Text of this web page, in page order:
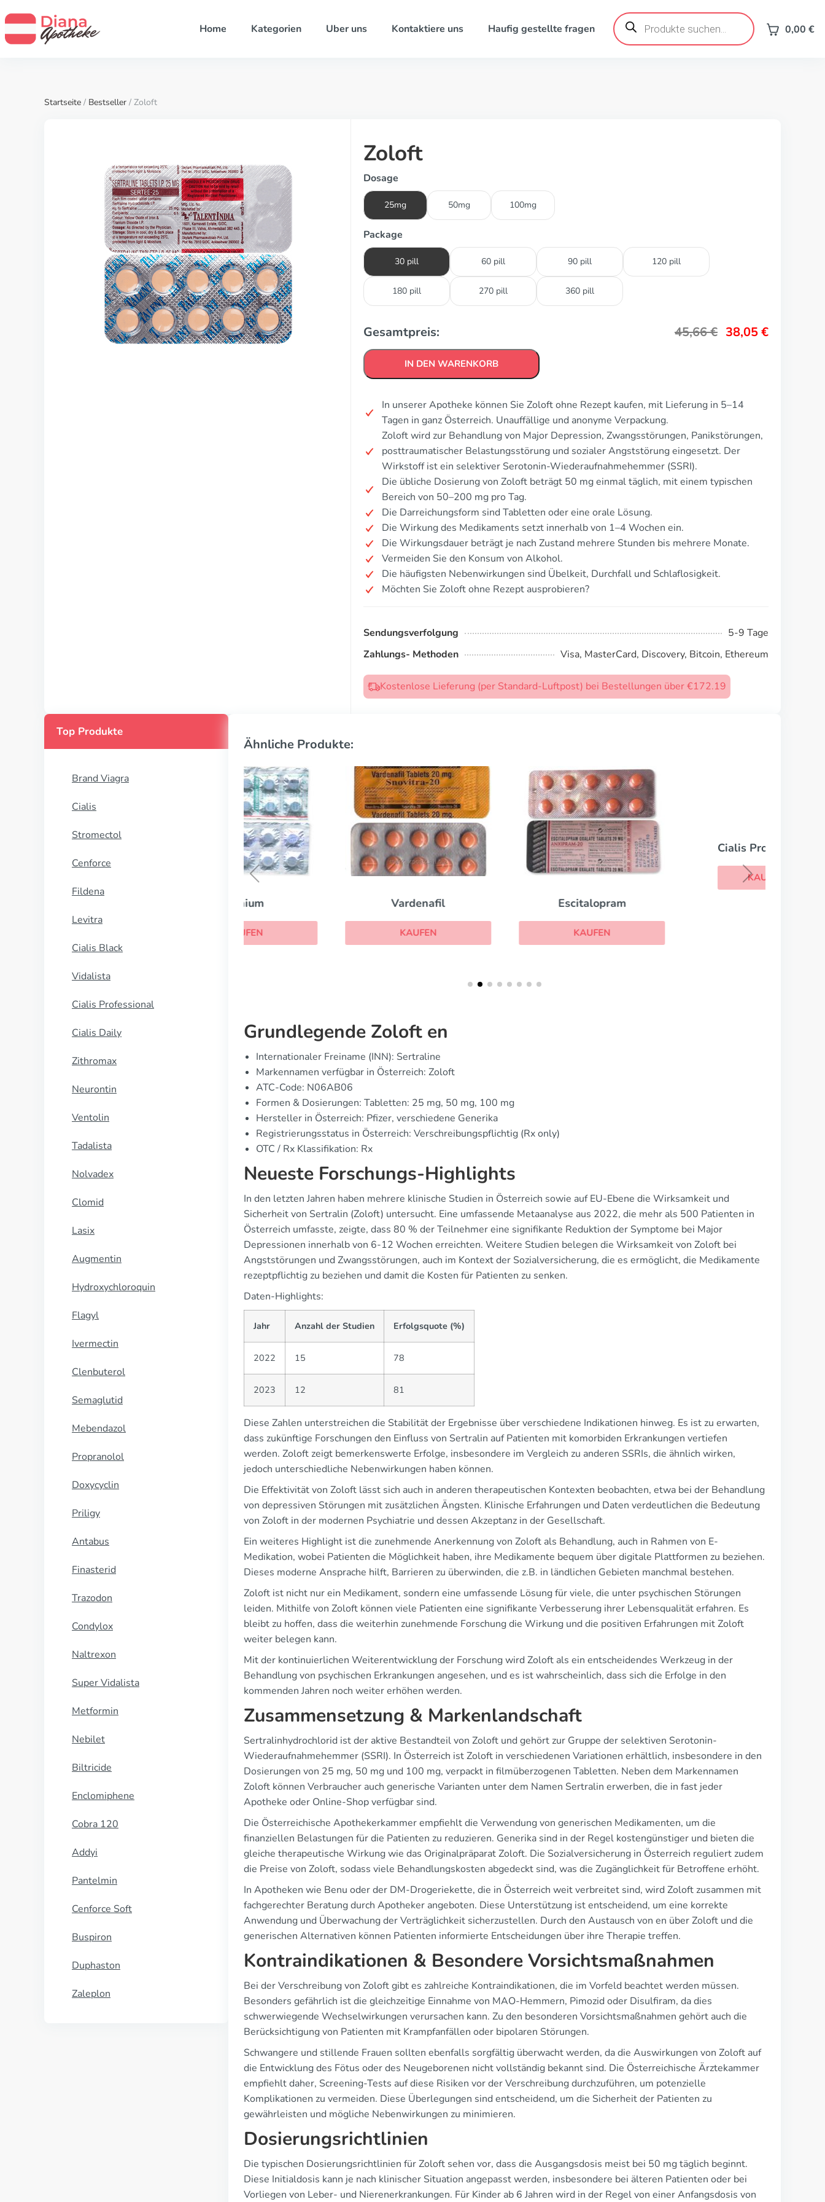
Home Kategorien Uber uns Kontaktiere uns Haufig gestellte fragen
Products
search 0,00 €
Startseite / Bestseller / Zoloft
Zoloft
Dosage
25mg 50mg 100mg
Package
30 pill 60 pill 90 pill 120 pill
180 pill 270 pill 360 pill
Gesamtpreis: 45,66€ 38,05€
IN DEN WARENKORB
In unserer Apotheke können Sie Zoloft ohne Rezept kaufen, mit Lieferung in 5–14
Tagen in ganz Österreich. Unauffällige und anonyme Verpackung.
Zoloft wird zur Behandlung von Major Depression, Zwangsstörungen, Panikstörungen,
posttraumatischer Belastungsstörung und sozialer Angststörung eingesetzt. Der
Wirkstoff ist ein selektiver Serotonin-Wiederaufnahmehemmer (SSRI).
Die übliche Dosierung von Zoloft beträgt 50 mg einmal täglich, mit einem typischen
Bereich von 50–200 mg pro Tag.
Die Darreichungsform sind Tabletten oder eine orale Lösung.
Die Wirkung des Medikaments setzt innerhalb von 1–4 Wochen ein.
Die Wirkungsdauer beträgt je nach Zustand mehrere Stunden bis mehrere Monate.
Vermeiden Sie den Konsum von Alkohol.
Die häufigsten Nebenwirkungen sind Übelkeit, Durchfall und Schlaflosigkeit.
Möchten Sie Zoloft ohne Rezept ausprobieren?
Sendungsverfolgung
5-9 Tage
Zahlungs- Methoden
Visa, MasterCard, Discovery, Bitcoin, Ethereum
Kostenlose Lieferung (per Standard-Luftpost) bei Bestellungen über €172.19
Top Produkte
Brand Viagra
Cialis
Stromectol
Cenforce
Fildena
Levitra
Cialis Black
Vidalista
Cialis Professional
Cialis Daily
Zithromax
Neurontin
Ventolin
Tadalista
Nolvadex
Clomid
Lasix
Augmentin
Hydroxychloroquin
Flagyl
Ivermectin
Clenbuterol
Semaglutid
Mebendazol
Propranolol
Doxycyclin
Priligy
Antabus
Finasterid
Trazodon
Condylox
Naltrexon
Super Vidalista
Metformin
Nebilet
Biltricide
Enclomiphene
Cobra 120
Addyi
Pantelmin
Cenforce Soft
Buspiron
Duphaston
Zaleplon
Ähnliche Produkte:
Cialis Professional
Grundlegende Zoloft en
Internationaler Freiname (INN): Sertraline
Markennamen verfügbar in Österreich: Zoloft
ATC-Code: N06AB06
Formen & Dosierungen: Tabletten: 25 mg, 50 mg, 100 mg
Hersteller in Österreich: Pfizer, verschiedene Generika
Registrierungsstatus in Österreich: Verschreibungspflichtig (Rx only)
OTC / Rx Klassifikation: Rx
Neueste Forschungs-Highlights
In den letzten Jahren haben mehrere klinische Studien in Österreich sowie auf EU-Ebene die Wirksamkeit und
Sicherheit von Sertralin (Zoloft) untersucht. Eine umfassende Metaanalyse aus 2022, die mehr als 500 Patienten in
Österreich umfasste, zeigte, dass 80 % der Teilnehmer eine signifikante Reduktion der Symptome bei Major
Depressionen innerhalb von 6-12 Wochen erreichten. Weitere Studien belegen die Wirksamkeit von Zoloft bei
Angststörungen und Zwangsstörungen, auch im Kontext der Sozialversicherung, die es ermöglicht, die Medikamente
rezeptpflichtig zu beziehen und damit die Kosten für Patienten zu senken.
Daten-Highlights:
Jahr Anzahl der Studien Erfolgsquote (%)
2022 15 78
2023 12 81
Diese Zahlen unterstreichen die Stabilität der Ergebnisse über verschiedene Indikationen hinweg. Es ist zu erwarten,
dass zukünftige Forschungen den Einfluss von Sertralin auf Patienten mit komorbiden Erkrankungen vertiefen
werden. Zoloft zeigt bemerkenswerte Erfolge, insbesondere im Vergleich zu anderen SSRIs, die ähnlich wirken,
jedoch unterschiedliche Nebenwirkungen haben können.
Die Effektivität von Zoloft lässt sich auch in anderen therapeutischen Kontexten beobachten, etwa bei der Behandlung
von depressiven Störungen mit zusätzlichen Ängsten. Klinische Erfahrungen und Daten verdeutlichen die Bedeutung
von Zoloft in der modernen Psychiatrie und dessen Akzeptanz in der Gesellschaft.
Ein weiteres Highlight ist die zunehmende Anerkennung von Zoloft als Behandlung, auch in Rahmen von E-
Medikation, wobei Patienten die Möglichkeit haben, ihre Medikamente bequem über digitale Plattformen zu beziehen.
Dieses moderne Ansprache hilft, Barrieren zu überwinden, die z.B. in ländlichen Gebieten manchmal bestehen.
Zoloft ist nicht nur ein Medikament, sondern eine umfassende Lösung für viele, die unter psychischen Störungen
leiden. Mithilfe von Zoloft können viele Patienten eine signifikante Verbesserung ihrer Lebensqualität erfahren. Es
bleibt zu hoffen, dass die weiterhin zunehmende Forschung die Wirkung und die positiven Erfahrungen mit Zoloft
weiter belegen kann.
Mit der kontinuierlichen Weiterentwicklung der Forschung wird Zoloft als ein entscheidendes Werkzeug in der
Behandlung von psychischen Erkrankungen angesehen, und es ist wahrscheinlich, dass sich die Erfolge in den
kommenden Jahren noch weiter erhöhen werden.
Zusammensetzung & Markenlandschaft
Sertralinhydrochlorid ist der aktive Bestandteil von Zoloft und gehört zur Gruppe der selektiven Serotonin-
Wiederaufnahmehemmer (SSRI). In Österreich ist Zoloft in verschiedenen Variationen erhältlich, insbesondere in den
Dosierungen von 25 mg, 50 mg und 100 mg, verpackt in filmüberzogenen Tabletten. Neben dem Markennamen
Zoloft können Verbraucher auch generische Varianten unter dem Namen Sertralin erwerben, die in fast jeder
Apotheke oder Online-Shop verfügbar sind.
Die Österreichische Apothekerkammer empfiehlt die Verwendung von generischen Medikamenten, um die
finanziellen Belastungen für die Patienten zu reduzieren. Generika sind in der Regel kostengünstiger und bieten die
gleiche therapeutische Wirkung wie das Originalpräparat Zoloft. Die Sozialversicherung in Österreich reguliert zudem
die Preise von Zoloft, sodass viele Behandlungskosten abgedeckt sind, was die Zugänglichkeit für Betroffene erhöht.
In Apotheken wie Benu oder der DM-Drogeriekette, die in Österreich weit verbreitet sind, wird Zoloft zusammen mit
fachgerechter Beratung durch Apotheker angeboten. Diese Unterstützung ist entscheidend, um eine korrekte
Anwendung und Überwachung der Verträglichkeit sicherzustellen. Durch den Austausch von en über Zoloft und die
generischen Alternativen können Patienten informierte Entscheidungen über ihre Therapie treffen.
Kontraindikationen & Besondere Vorsichtsmaßnahmen
Bei der Verschreibung von Zoloft gibt es zahlreiche Kontraindikationen, die im Vorfeld beachtet werden müssen.
Besonders gefährlich ist die gleichzeitige Einnahme von MAO-Hemmern, Pimozid oder Disulfiram, da dies
schwerwiegende Wechselwirkungen verursachen kann. Zu den besonderen Vorsichtsmaßnahmen gehört auch die
Berücksichtigung von Patienten mit Krampfanfällen oder bipolaren Störungen.
Schwangere und stillende Frauen sollten ebenfalls sorgfältig überwacht werden, da die Auswirkungen von Zoloft auf
die Entwicklung des Fötus oder des Neugeborenen nicht vollständig bekannt sind. Die Österreichische Ärztekammer
empfiehlt daher, Screening-Tests auf diese Risiken vor der Verschreibung durchzuführen, um potenzielle
Komplikationen zu vermeiden. Diese Überlegungen sind entscheidend, um die Sicherheit der Patienten zu
gewährleisten und mögliche Nebenwirkungen zu minimieren.
Dosierungsrichtlinien
Die typischen Dosierungsrichtlinien für Zoloft sehen vor, dass die Ausgangsdosis meist bei 50 mg täglich beginnt.
Diese Initialdosis kann je nach klinischer Situation angepasst werden, insbesondere bei älteren Patienten oder bei
Vorliegen von Leber- und Nierenerkrankungen. Für Kinder ab 6 Jahren wird in der Regel von einer Anfangsdosis von